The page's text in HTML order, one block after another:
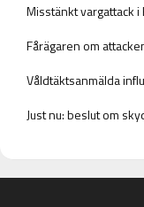
Misstänkt vargattack
Fårägaren om
Våldtäktsanmälda
Just nu: beslut om